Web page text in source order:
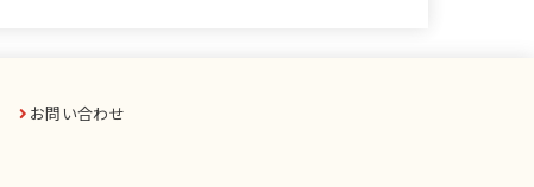
お問い合わせ